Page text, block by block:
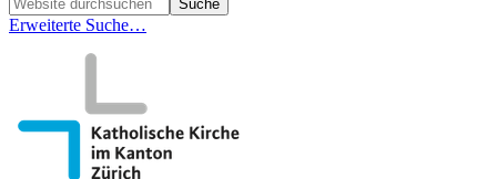
Erweiterte Suche…